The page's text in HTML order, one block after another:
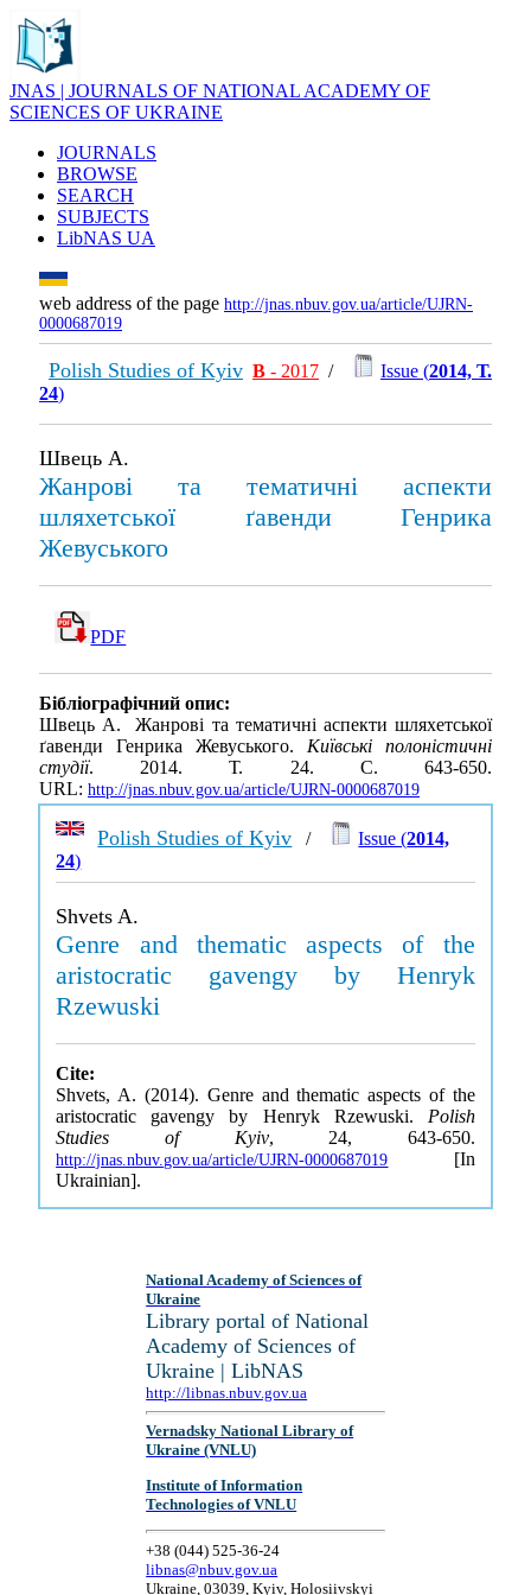
JNAS | JOURNALS OF NATIONAL ACADEMY OF
SCIENCES OF UKRAINE
JOURNALS
BROWSE
SEARCH
SUBJECTS
LibNAS UA
web address of the page http://jnas.nbuv.gov.ua/article/UJRN-
0000687019
Polish Studies of Kyiv В - 2017 / Issue (2014, Т.
24)
Швець А.
Жанрові та тематичні аспекти
шляхетської ґавенди Генрика
Жевуського
PDF
Бібліографічний опис:
Швець А. Жанрові та тематичні аспекти шляхетської
ґавенди Генрика Жевуського. Київські полоністичні
студії. 2014. Т. 24. С. 643-650.
URL: http://jnas.nbuv.gov.ua/article/UJRN-0000687019
Polish Studies of Kyiv / Issue (2014,
24)
Shvets A.
Genre and thematic aspects of the
aristocratic gavengy by Henryk
Rzewuski
Cite:
Shvets, A. (2014). Genre and thematic aspects of the
aristocratic gavengy by Henryk Rzewuski. Polish
Studies of Kyiv, 24, 643-650.
http://jnas.nbuv.gov.ua/article/UJRN-0000687019 [In
Ukrainian].
National Academy of Sciences of
Ukraine
Library portal of National
Academy of Sciences of
Ukraine | LibNAS
http://libnas.nbuv.gov.ua
Vernadsky National Library of
Ukraine (VNLU)
Institute of Information
Technologies of VNLU
+38 (044) 525-36-24
libnas@nbuv.gov.ua
Ukraine, 03039, Kyiv, Holosiivskyi